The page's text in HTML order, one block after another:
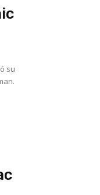
su